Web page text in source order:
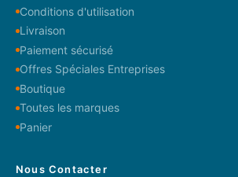
Conditions d'utilisation
Livraison
Paiement sécurisé
Offres Spéciales Entreprises
Boutique
Toutes les marques
Panier
Nous Contacter